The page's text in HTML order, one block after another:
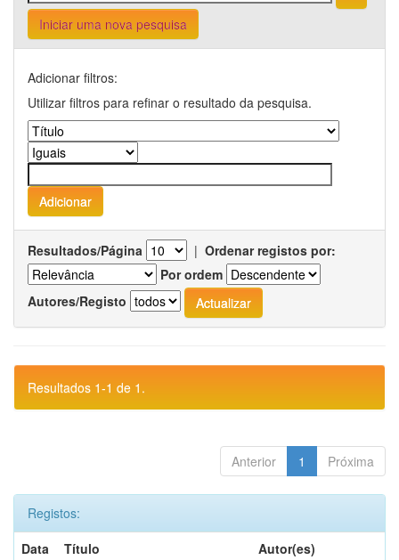
Iniciar uma nova pesquisa
Adicionar filtros:
Utilizar filtros para refinar o resultado da pesquisa.
Resultados/Página | Ordenar registos por:
Por ordem
Autores/Registo
Resultados 1-1 de 1.
Anterior 1 Próxima
Registos:
Data
Título
Autor(es)